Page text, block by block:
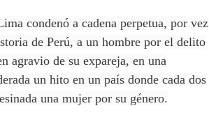
condenó a cadena perpetua, por vez
de Perú, a un hombre por el delito
agravio de su expareja, en una
un hito en un país donde cada dos
una mujer por su género.